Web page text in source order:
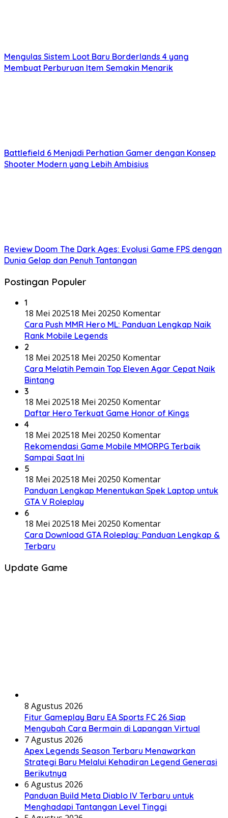
Mengulas Sistem Loot Baru Borderlands 4 yang
Membuat Perburuan Item Semakin Menarik
Battlefield 6 Menjadi Perhatian Gamer dengan Konsep
Shooter Modern yang Lebih Ambisius
Review Doom The Dark Ages: Evolusi Game FPS dengan
Dunia Gelap dan Penuh Tantangan
Postingan Populer
1
18 Mei 202518 Mei 20250 Komentar
Cara Push MMR Hero ML: Panduan Lengkap Naik
Rank Mobile Legends
2
18 Mei 202518 Mei 20250 Komentar
Cara Melatih Pemain Top Eleven Agar Cepat Naik
Bintang
3
18 Mei 202518 Mei 20250 Komentar
Daftar Hero Terkuat Game Honor of Kings
4
18 Mei 202518 Mei 20250 Komentar
Rekomendasi Game Mobile MMORPG Terbaik
Sampai Saat Ini
5
18 Mei 202518 Mei 20250 Komentar
Panduan Lengkap Menentukan Spek Laptop untuk
GTA V Roleplay
6
18 Mei 202518 Mei 20250 Komentar
Cara Download GTA Roleplay: Panduan Lengkap &
Terbaru
Update Game
8 Agustus 2026
Fitur Gameplay Baru EA Sports FC 26 Siap
Mengubah Cara Bermain di Lapangan Virtual
7 Agustus 2026
Apex Legends Season Terbaru Menawarkan
Strategi Baru Melalui Kehadiran Legend Generasi
Berikutnya
6 Agustus 2026
Panduan Build Meta Diablo IV Terbaru untuk
Menghadapi Tantangan Level Tinggi